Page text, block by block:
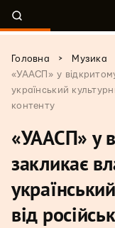
Головна > Музика
«УААСП» у
український
контенту
«УААСП» у
закликає
від